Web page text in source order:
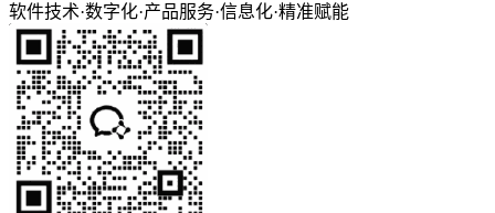
软件技术·数字化·产品服务·信息化·精准赋能